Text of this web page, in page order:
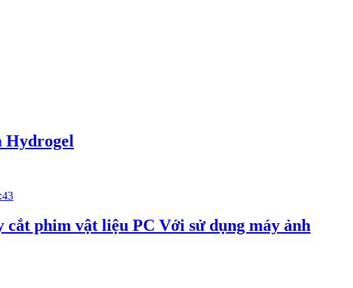
Hydrogel
phim vật liệu PC Với sử dụng máy ảnh